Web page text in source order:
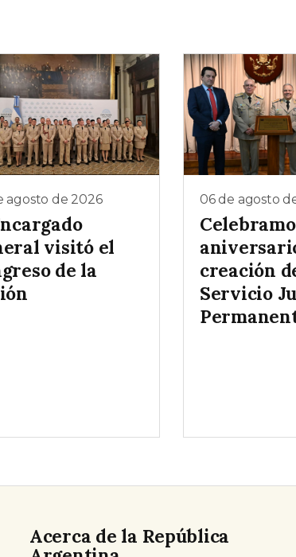
agosto de 2026
visitó el
de la
06 de agosto
creación
Servicio
Acerca de la República